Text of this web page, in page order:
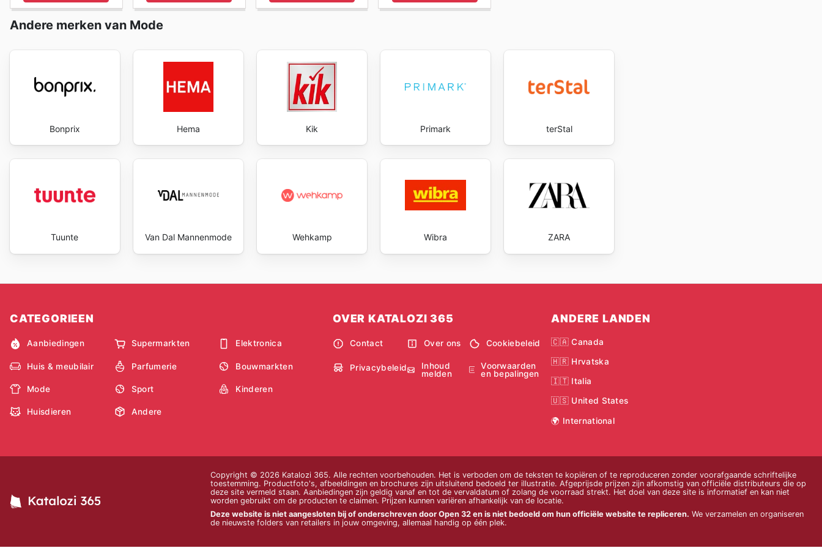
Andere merken van Mode
Bonprix Hema Kik Primark terStal
Tuunte Van Dal Mannenmode Wehkamp Wibra ZARA
CATEGORIEEN
Aanbiedingen Supermarkten Elektronica
Huis & meubilair Parfumerie Bouwmarkten
Mode Sport Kinderen
Huisdieren Andere
OVER KATALOZI 365
Contact Over ons Cookiebeleid
Privacybeleid
Inhoud
melden
Voorwaarden
en bepalingen
ANDERE LANDEN
🇨🇦 Canada
🇭🇷 Hrvatska
🇮🇹 Italia
🇺🇸 United States
🌍 International
Copyright © 2026 Katalozi 365. Alle rechten voorbehouden. Het is verboden om de teksten te kopiëren of te reproduceren zonder voorafgaande schriftelijke
toestemming. Productfoto's, afbeeldingen en brochures zijn uitsluitend bedoeld ter illustratie. Afgeprijsde prijzen zijn afkomstig van officiële distributeurs die op
deze site vermeld staan. Aanbiedingen zijn geldig vanaf en tot de vervaldatum of zolang de voorraad strekt. Het doel van deze site is informatief en kan niet
worden gebruikt om de producten te claimen. Prijzen kunnen variëren afhankelijk van de locatie.
Deze website is niet aangesloten bij of onderschreven door Open 32 en is niet bedoeld om hun officiële website te repliceren. We verzamelen en organiseren
de nieuwste folders van retailers in jouw omgeving, allemaal handig op één plek.